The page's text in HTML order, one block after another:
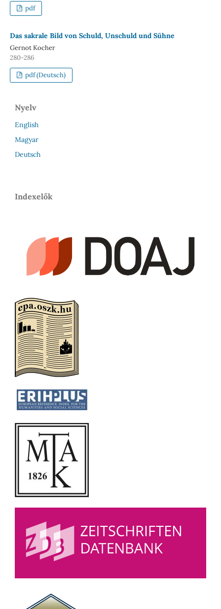
pdf
Das sakrale Bild von Schuld, Unschuld und Sühne
Gernot Kocher
280-286
pdf (Deutsch)
Nyelv
English
Magyar
Deutsch
Indexelők